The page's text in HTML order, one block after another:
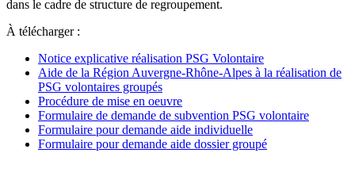
dans le cadre de structure de regroupement.
À télécharger :
Notice explicative réalisation PSG Volontaire
Aide de la Région Auvergne-Rhône-Alpes à la réalisation de
PSG volontaires groupés
Procédure de mise en oeuvre
Formulaire de demande de subvention PSG volontaire
Formulaire pour demande aide individuelle
Formulaire pour demande aide dossier groupé